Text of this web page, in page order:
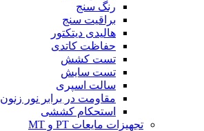
رنگ سنج
براقیت سنج
هالیدی دیتکتور
حفاظت کاتدی
تست کشش
تست سایش
سالت اسپری
مقاومت در برابر نور زنون
استحکام کششی
تجهیزات مایعات PT و MT